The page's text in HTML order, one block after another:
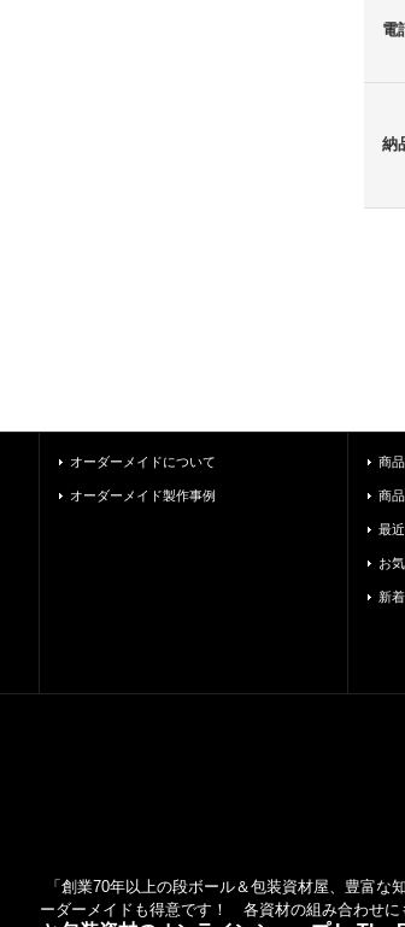
電
納
オーダーメイドについて
オーダーメイド製作事例
商
商
最
お
新
「創業70年以上の段ボール＆包装資材屋、豊富
ーダーメイドも得意です！ 各資材の組み合わせ